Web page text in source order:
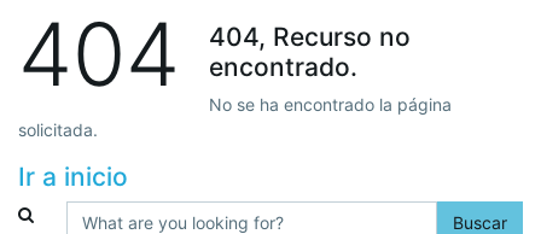
404
404, Recurso no
encontrado.
No se ha encontrado la página
solicitada.
Ir a inicio
Buscar